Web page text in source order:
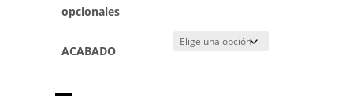
opcionales
ACABADO